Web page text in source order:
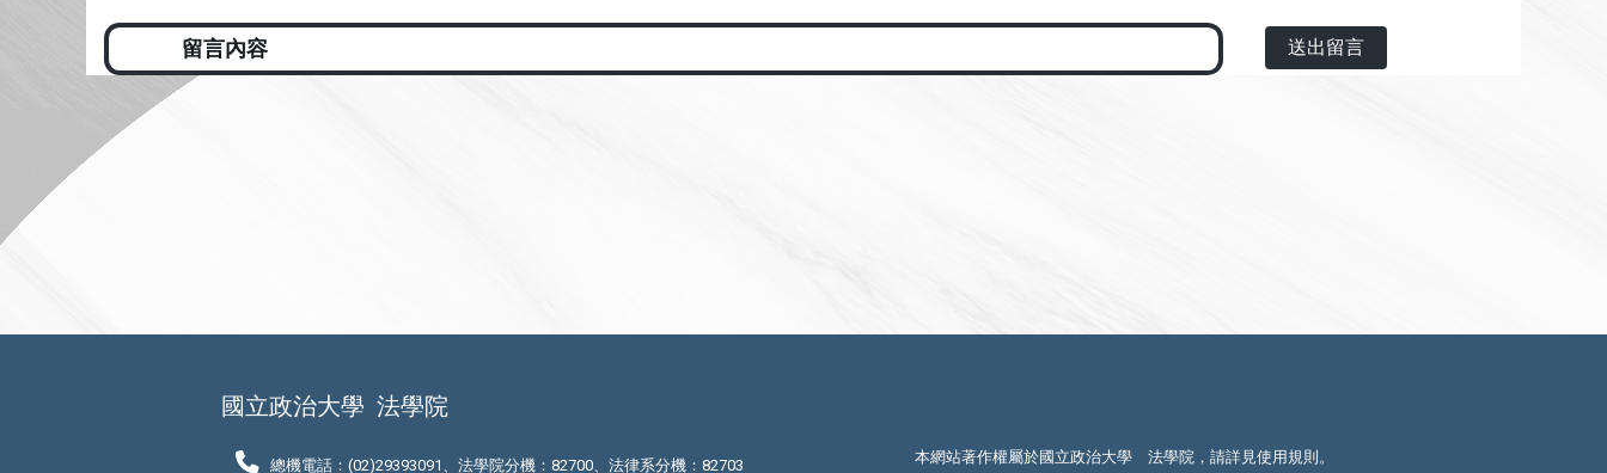
送出留言
國立政治大學 法學院
總機電話：(02)29393091、法學院分機：82700、法律系分機：82703 本網站著作權屬於國立政治大學 法學院，請詳見使用規則 。